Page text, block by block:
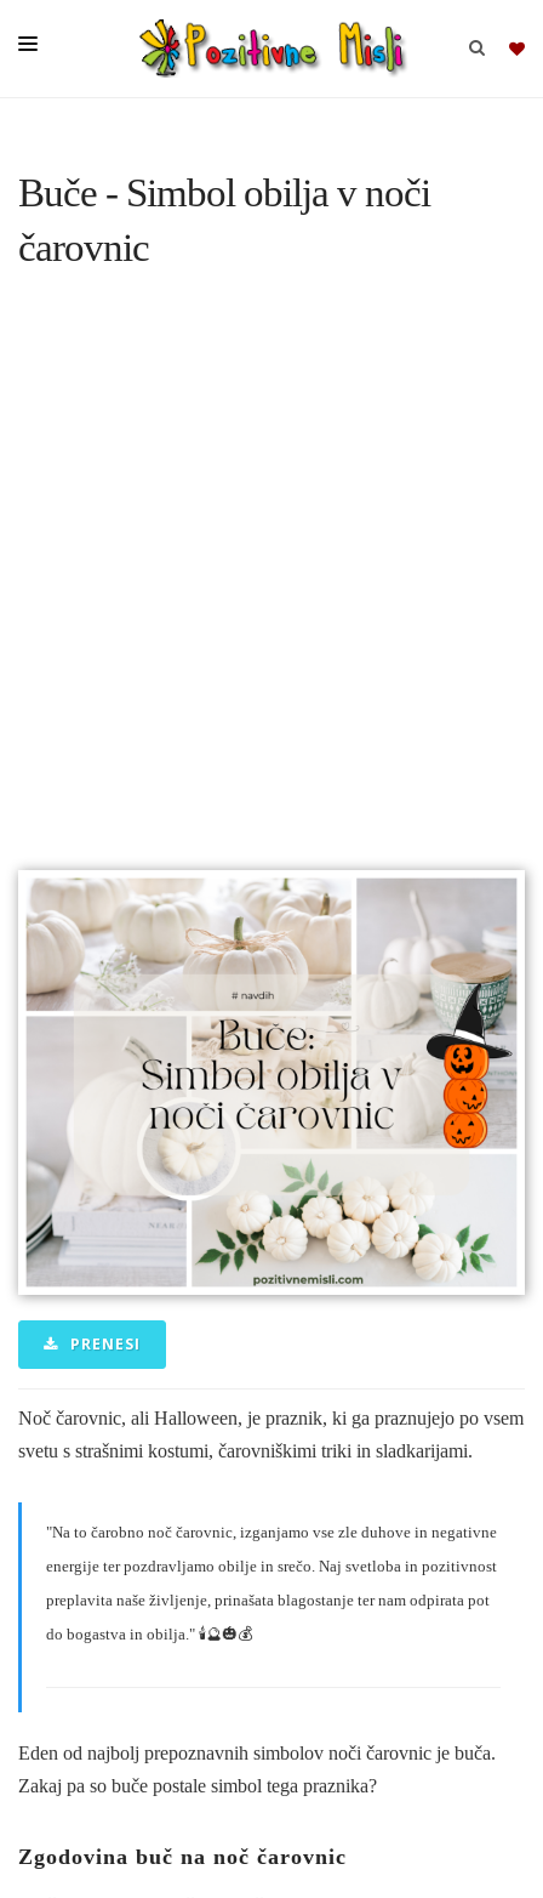
MISLI
Buče - Simbol obilja v noči
čarovnic
PRENESI
Noč čarovnic, ali Halloween, je praznik, ki ga praznujejo po vsem
svetu s strašnimi kostumi, čarovniškimi triki in sladkarijami.
"Na to čarobno noč čarovnic, izganjamo vse zle duhove in negativne
energije ter pozdravljamo obilje in srečo. Naj svetloba in pozitivnost
preplavita naše življenje, prinašata blagostanje ter nam odpirata pot
do bogastva in obilja." 🕯️🔮🎃💰
Eden od najbolj prepoznavnih simbolov noči čarovnic je buča.
Zakaj pa so buče postale simbol tega praznika?
Zgodovina buč na noč čarovnic